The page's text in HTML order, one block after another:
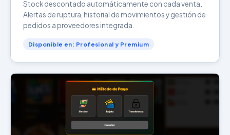
Stock descontado automáticamente con cada venta.
Alertas de ruptura, historial de movimientos y gestión de
pedidos a proveedores integrada.
Disponible en: Profesional y Premium